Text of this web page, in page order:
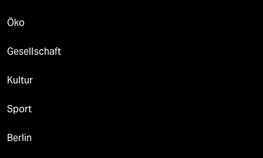
Öko
Gesellschaft
Kultur
Sport
Berlin